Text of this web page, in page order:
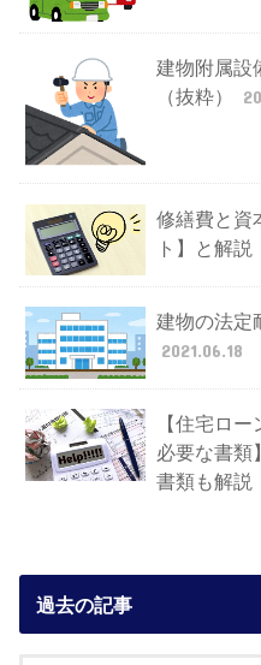
建物附属設
（抜粋）
修繕費と資
ト】と解説
建物の法定
2021.06.18
【住宅ロ
必要な書類
書類も解説
過去の記事